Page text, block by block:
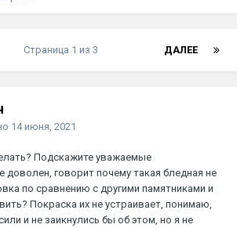
ДАЛЕЕ
Страница 1 из 3
14 июня, 2021
Подскажите уважаемые
доволен, говорит почему такая бледная не
по сравнению с другими памятниками и
Покраска их не устраивает, понимаю,
и не заикнулись бы об этом, но я не